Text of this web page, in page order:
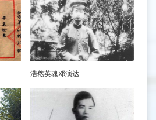
浩然英魂邓演达